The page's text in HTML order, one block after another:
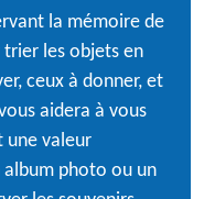
la mémoire de
les objets en
ceux à donner, et
aidera à vous
une valeur
album photo ou un